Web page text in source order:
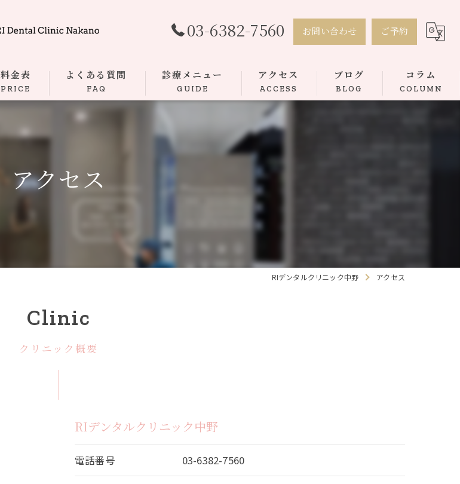
03-6382-7560 お問い合わせ ご予約
料金表
PRICE
よくある質問
FAQ
診療メニュー
GUIDE
根管治療
マウスピース矯正
小児歯科
いびき
噛み合わせ
アクセス
ACCESS
ブログ
BLOG
コラム
COLUMN
アクセス
RIデンタルクリニック中野 アクセス
クリニック概要
Clinic
RIデンタルクリニック中野
電話番号 03-6382-7560